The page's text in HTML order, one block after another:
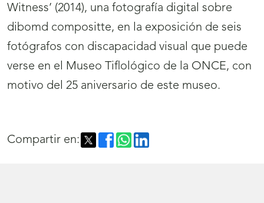
Witness’ (2014), una fotografía digital sobre
dibomd compositte, en la exposición de seis
fotógrafos con discapacidad visual que puede
verse en el Museo Tiflológico de la ONCE, con
motivo del 25 aniversario de este museo.
Compartir en: